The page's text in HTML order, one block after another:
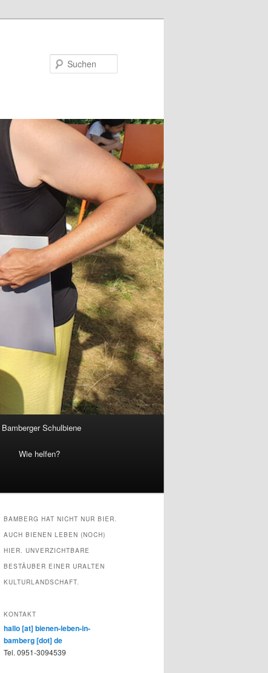
Bamberger Schulbiene
Wie helfen?
BAMBERG HAT NICHT NUR BIER.
AUCH BIENEN LEBEN (NOCH)
HIER. UNVERZICHTBARE
BESTÄUBER EINER URALTEN
KULTURLANDSCHAFT.
KONTAKT
hallo [at] bienen-leben-in-
bamberg [dot] de
Tel. 0951-3094539